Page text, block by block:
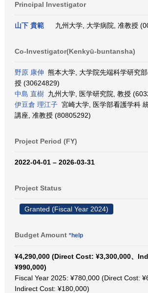
Principal Investigator
山下 貴範 九州大学, 大学病院, 准教授
Co-Investigator(Kenkyū-buntansha)
野原 康伸 熊本大学, 大学院先端科学研究
授 (30624829)
中島 直樹 九州大学, 医学研究院, 教授
伊豆倉 理江子 宮崎大学, 医学部看護学科
講座, 准教授 (80805292)
Project Period (FY)
2022-04-01 – 2026-03-31
Project Status
Granted (Fiscal Year 2024)
Budget Amount *help
¥4,290,000 (Direct Cost: ¥3,300,000、
¥990,000)
Fiscal Year 2025: ¥780,000 (Direct Cost:
Indirect Cost: ¥180,000)